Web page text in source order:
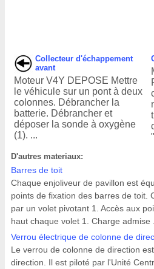
Collecteur d'échappement
avant
Moteur V4Y DEPOSE Mettre
le véhicule sur un pont à deux
colonnes. Débrancher la
batterie. Débrancher et
déposer la sonde à oxygène
(1). ...
D'autres materiaux:
Barres de toit
Chaque enjoliveur de pavillon est
points de fixation des barres de toit.
par un volet pivotant 1. Accès aux
haut chaque volet 1. Charge admise
Verrou électrique de colonne de
Le verrou de colonne de direction
direction. Il est piloté par l'Unité